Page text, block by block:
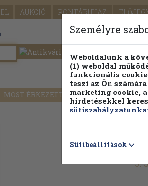
AUKCIÓ PONTÁRUHÁZ
MOST ÉRKEZETT PILLANATNYI
J.
Személyre
Weboldalunk a
(1) weboldal
funkcionális
teszi az Ön
marketing cookie,
hirdetésekkel
Sütibeállítások